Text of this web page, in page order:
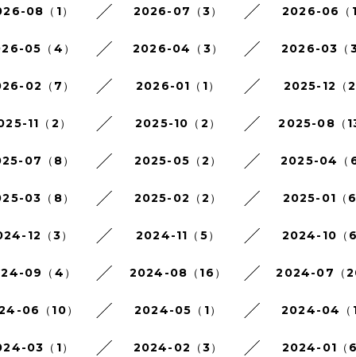
08（1） 2026-07（3） 2026-06（
05（4） 2026-04（3） 2026-03（
02（7） 2026-01（1） 2025-12（
11（2） 2025-10（2） 2025-08（
07（8） 2025-05（2） 2025-04（
03（8） 2025-02（2） 2025-01（
12（3） 2024-11（5） 2024-10（
09（4） 2024-08（16） 2024-07（
06（10） 2024-05（1） 2024-04（
03（1） 2024-02（3） 2024-01（